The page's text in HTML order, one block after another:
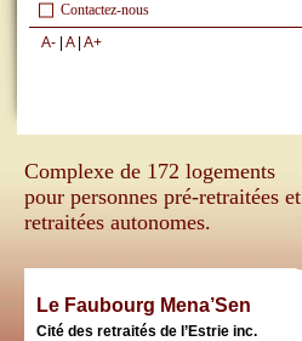
Contactez-nous
A- A| A+
Complexe de 172 logements
pour personnes pré-retraitées et
retraitées autonomes.
Le Faubourg Mena’Sen
Cité des retraités de l’Estrie inc.